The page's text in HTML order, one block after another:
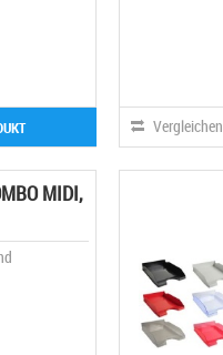
Vergleichen
MIDI,